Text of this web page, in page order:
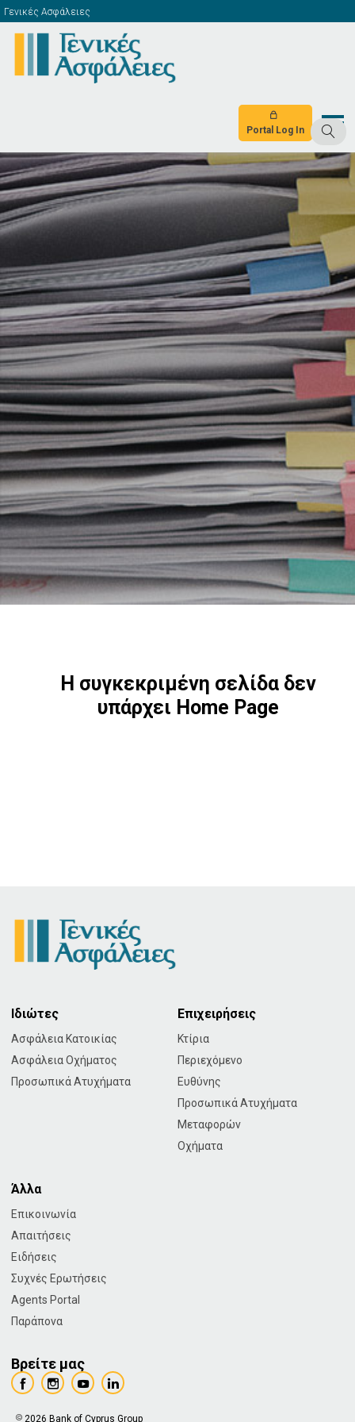
Γενικές Ασφάλειες
Portal Log In
Η συγκεκριμένη σελίδα δεν
υπάρχει Home Page
Ιδιώτες
Ασφάλεια Κατοικίας
Ασφάλεια Οχήματος
Προσωπικά Ατυχήματα
Επιχειρήσεις
Κτίρια
Περιεχόμενο
Ευθύνης
Προσωπικά Ατυχήματα
Μεταφορών
Οχήματα
Άλλα
Επικοινωνία
Απαιτήσεις
Ειδήσεις
Συχνές Ερωτήσεις
Agents Portal
Παράπονα
Βρείτε μας
2026 Bank of Cyprus Group